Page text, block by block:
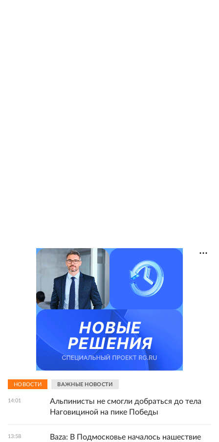
НОВОСТИ ВАЖНЫЕ НОВОСТИ
14:01
Альпинисты не смогли добраться до тела
Наговициной на пике Победы
13:58
Baza: В Подмосковье началось нашествие